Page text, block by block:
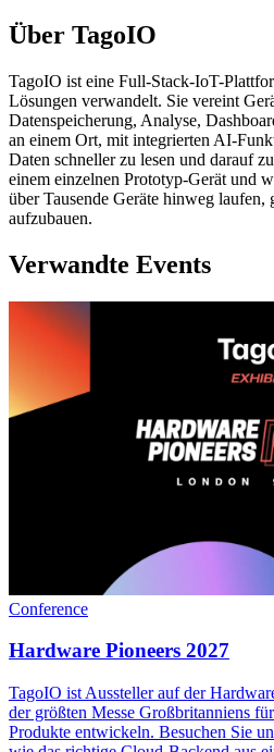
Über TagoIO
TagoIO ist eine Full-Stack-IoT-
Lösungen verwandelt. Sie vereint
Datenspeicherung, Analyse,
an einem Ort, mit integrierten AI-
Daten schneller zu lesen und darauf
einem einzelnen Prototyp-Gerät und
über Tausende Geräte hinweg laufen,
aufzubauen.
Verwandte Events
Conference
Hardware Pioneers 2027
TagoIO ist Aussteller auf der
der größten Messe Großbritanniens
Produkte entwickeln. Besuchen Sie